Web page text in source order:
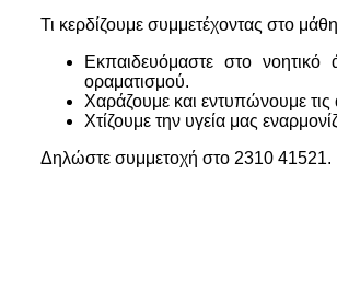
Τι κερδίζουμε συμμετέχοντας στο
Εκπαιδευόμαστε στο
οραματισμού.
Χαράζουμε και εντυπώνουμε τις
Χτίζουμε την υγεία μας
Δηλώστε συμμετοχή στο 2310 41521.